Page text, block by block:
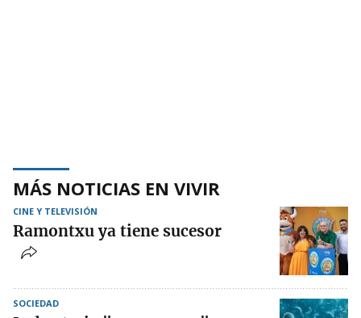
MÁS NOTICIAS EN VIVIR
CINE Y TELEVISIÓN
Ramontxu ya tiene sucesor
SOCIEDAD